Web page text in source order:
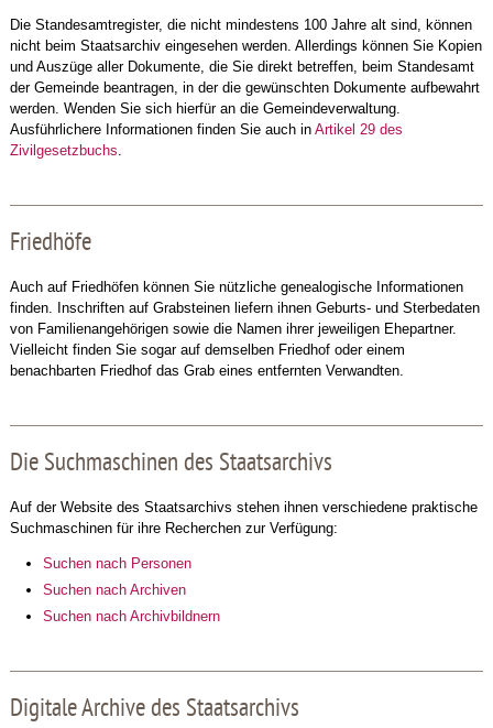
Die Standesamtregister, die nicht mindestens 100 Jahre alt sind, können
nicht beim Staatsarchiv eingesehen werden. Allerdings können Sie Kopien
und Auszüge aller Dokumente, die Sie direkt betreffen, beim Standesamt
der Gemeinde beantragen, in der die gewünschten Dokumente aufbewahrt
werden. Wenden Sie sich hierfür an die Gemeindeverwaltung.
Ausführlichere Informationen finden Sie auch in Artikel 29 des
Zivilgesetzbuchs.
Friedhöfe
Auch auf Friedhöfen können Sie nützliche genealogische Informationen
finden. Inschriften auf Grabsteinen liefern ihnen Geburts- und Sterbedaten
von Familienangehörigen sowie die Namen ihrer jeweiligen Ehepartner.
Vielleicht finden Sie sogar auf demselben Friedhof oder einem
benachbarten Friedhof das Grab eines entfernten Verwandten.
Die Suchmaschinen des Staatsarchivs
Auf der Website des Staatsarchivs stehen ihnen verschiedene praktische
Suchmaschinen für ihre Recherchen zur Verfügung:
Suchen nach Personen
Suchen nach Archiven
Suchen nach Archivbildnern
Digitale Archive des Staatsarchivs